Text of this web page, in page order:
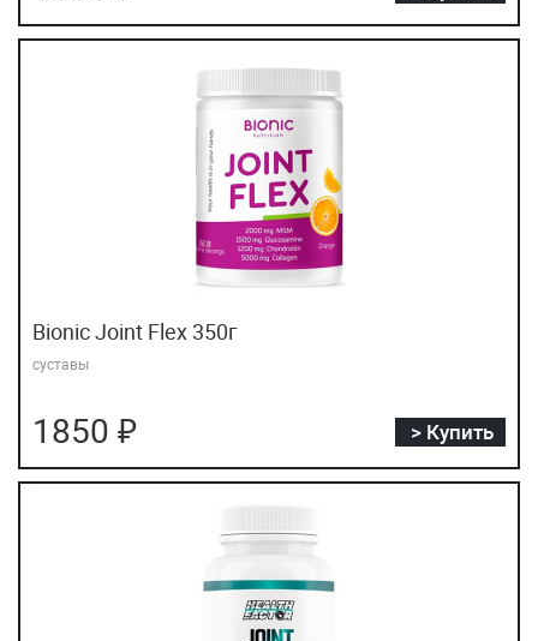
Bionic Joint Flex 350г
суставы
1850 ₽ > Купить